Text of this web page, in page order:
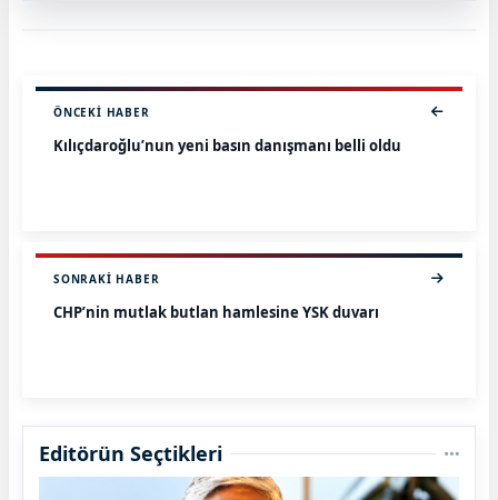
ÖNCEKI HABER
Kılıçdaroğlu’nun yeni basın danışmanı belli oldu
SONRAKI HABER
CHP’nin mutlak butlan hamlesine YSK duvarı
Editörün Seçtikleri